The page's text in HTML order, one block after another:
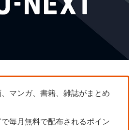
マンガ、書籍、雑誌がまとめ
毎月無料で配布されるポイン